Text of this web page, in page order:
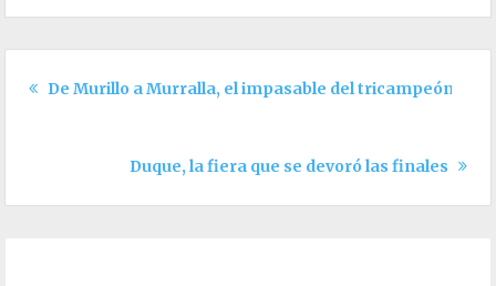
De Murillo a Murralla, el impasable del tricampeón
Duque, la fiera que se devoró las finales